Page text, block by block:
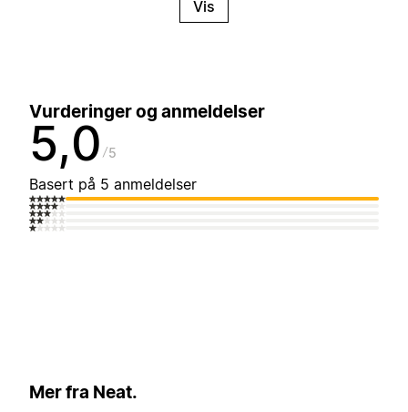
Vis
Vurderinger og anmeldelser
5,0 5
Basert på 5 anmeldelser
Mer fra Neat.